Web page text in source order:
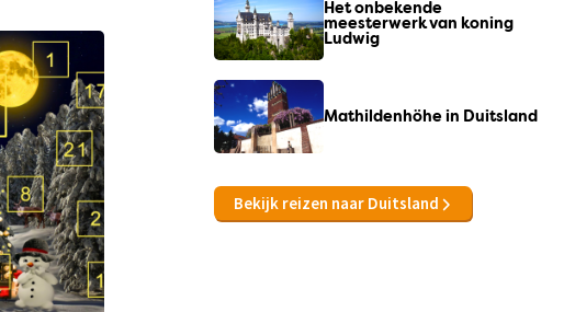
Het onbekende
meesterwerk van koning
Ludwig
Mathildenhöhe in Duitsland
Bekijk reizen naar Duitsland